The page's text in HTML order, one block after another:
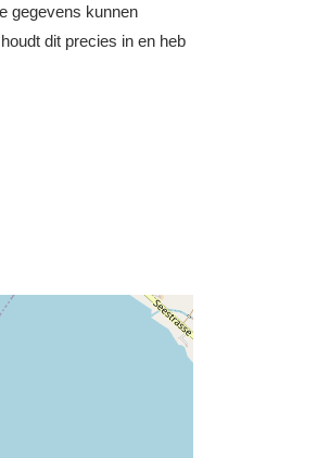
gegevens kunnen
dit precies in en heb